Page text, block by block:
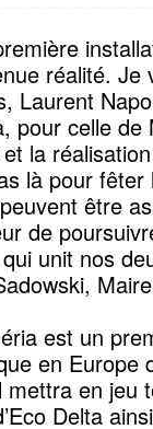
réalité. Je
Laurent
pour celle de
la
là pour fêter
être
de
unit nos
est un
en Europe
en jeu
Delta